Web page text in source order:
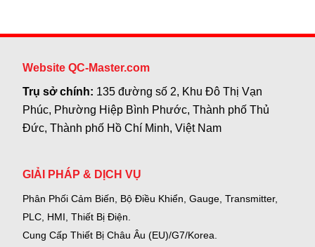
Website QC-Master.com
Trụ sở chính: 135 đường số 2, Khu Đô Thị Vạn
Phúc, Phường Hiệp Bình Phước, Thành phố Thủ
Đức, Thành phố Hồ Chí Minh, Việt Nam
GIẢI PHÁP & DỊCH VỤ
Phân Phối Cảm Biến, Bộ Điều Khiển, Gauge, Transmitter,
PLC, HMI, Thiết Bị Điện.
Cung Cấp Thiết Bị Châu Âu (EU)/G7/Korea.